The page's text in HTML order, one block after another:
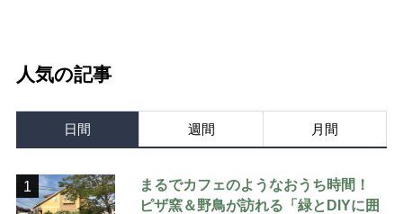
人気の記事
日間 週間 月間
1
まるでカフェのようなおうち時間！
ピザ窯＆野鳥が訪れる「緑とDIYに囲